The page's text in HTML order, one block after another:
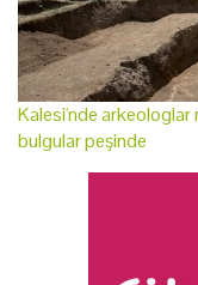
Kalesi'nde arkeologlar
bulgular peşinde